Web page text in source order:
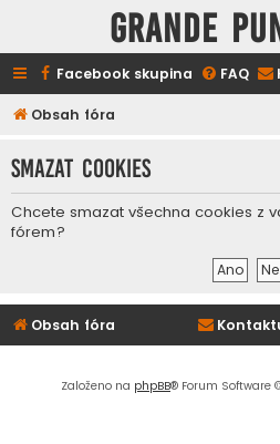
GRANDE
Facebook skupina FAQ
Obsah fóra
Smazat cookies
Chcete smazat všechna cookies z
fórem?
Obsah fóra
Založeno na phpBB® Forum Software